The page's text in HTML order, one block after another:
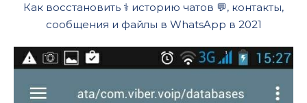
Как восстановить ⚕️ историю чатов 💬, контакты,
сообщения и файлы в WhatsApp в 2021